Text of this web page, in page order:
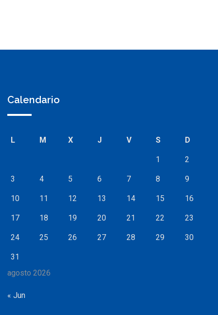
Calendario
agosto 2026
L M X J V S D
1 2
3 4 5 6 7 8 9
10 11 12 13 14 15 16
17 18 19 20 21 22 23
24 25 26 27 28 29 30
31
« Jun